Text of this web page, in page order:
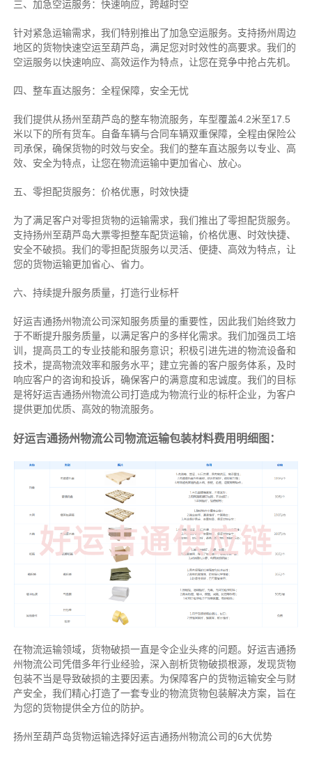
三、加急空运服务：快速响应，跨越时空
针对紧急运输需求，我们特别推出了加急空运服务。支持扬州周边
地区的货物快速空运至葫芦岛，满足您对时效性的高要求。我们的
空运服务以快速响应、高效运作为特点，让您在竞争中抢占先机。
四、整车直达服务：全程保障，安全无忧
我们提供从扬州至葫芦岛的整车物流服务，车型覆盖4.2米至17.5
米以下的所有货车。自备车辆与合同车辆双重保障，全程由保险公
司承保，确保货物的时效与安全。我们的整车直达服务以专业、高
效、安全为特点，让您在物流运输中更加省心、放心。
五、零担配货服务：价格优惠，时效快捷
为了满足客户对零担货物的运输需求，我们推出了零担配货服务。
支持扬州至葫芦岛大票零担整车配货运输，价格优惠、时效快捷、
安全不破损。我们的零担配货服务以灵活、便捷、高效为特点，让
您的货物运输更加省心、省力。
六、持续提升服务质量，打造行业标杆
好运吉通扬州物流公司深知服务质量的重要性，因此我们始终致力
于不断提升服务质量，以满足客户的多样化需求。我们加强员工培
训，提高员工的专业技能和服务意识；积极引进先进的物流设备和
技术，提高物流效率和服务水平；建立完善的客户服务体系，及时
响应客户的咨询和投诉，确保客户的满意度和忠诚度。我们的目标
是将好运吉通扬州物流公司打造成为物流行业的标杆企业，为客户
提供更加优质、高效的物流服务。
好运吉通扬州物流公司物流运输包装材料费用明细图：
在物流运输领域，货物破损一直是令企业头疼的问题。好运吉通扬
州物流公司凭借多年行业经验，深入剖析货物破损根源，发现货物
包装不当是导致破损的主要因素。为保障客户的货物运输安全与财
产安全，我们精心打造了一套专业的物流货物包装解决方案，旨在
为您的货物提供全方位的防护。
扬州至葫芦岛货物运输选择好运吉通扬州物流公司的6大优势